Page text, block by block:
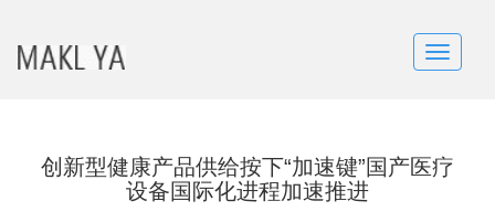
创新型健康产品供给按下“加速键”国产医疗
设备国际化进程加速推进